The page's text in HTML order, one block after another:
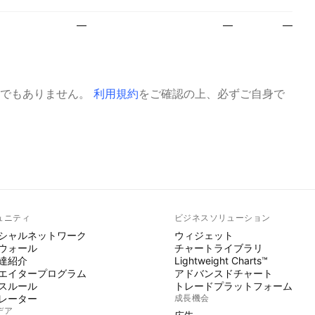
— — —
もありません。 利用規約をご確認の上、必ずご自身で
ニティ
ャルネットワーク
ォール
紹介
イタープログラム
ルール
ーター
ア
ビジネスソリューション
ウィジェット
チャートライブラリ
Lightweight Charts™
アドバンスドチャート
トレードプラットフォーム
成長機会